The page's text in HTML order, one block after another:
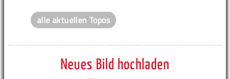
alle aktuellen Topos
Neues Bild hochladen